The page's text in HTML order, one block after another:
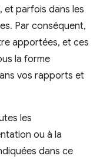
et parfois dans les
Par conséquent,
apportées, et ces
la forme
vos rapports et
les
ou à la
dans ce